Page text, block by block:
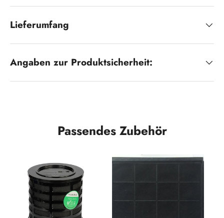
Lieferumfang
Angaben zur Produktsicherheit:
Passendes Zubehör